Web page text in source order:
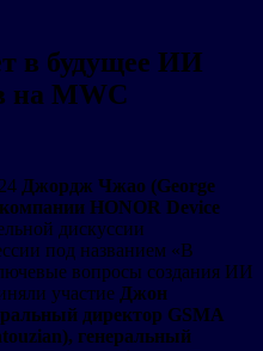
в будущее ИИ
на MWC
Джордж Чжао (George
HONOR Device
дискуссии
под названием «В
вопросы создания ИИ
участие Джон
директор GSMA
генеральный